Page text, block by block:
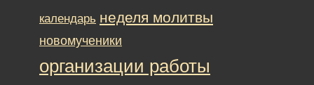
календарь неделя молитвы
новомученики
организации работы